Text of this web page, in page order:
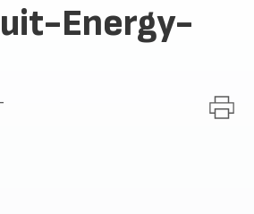
Energy-
-